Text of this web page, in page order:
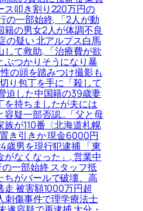
ス叩き割り220万円の
の一部始終, 「2人が動
籍の男女2人が体調不良
の疑い 北アルプス白馬
て救助, 「治療費が欲
ぶつかりそうになり暴
の頭を踏みつけ撮影も
り包丁を手に「殺して
迫した中国籍の39歳妻
を持ちましたが夫には
容疑一部否認…「父と母
が110番〈北海道札幌
き引きか 現金6000円
歳男を現行犯逮捕 「東
なくなった」, 営業中
一部始終 スタッフ抵
ちがバールで破壊、高
被害額1000万円超
刺傷事件で理学療法士